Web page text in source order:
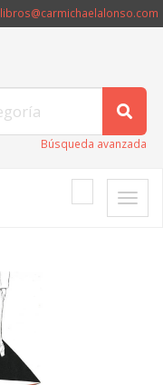
libros@carmichaelalonso.com
Búsqueda avanzada
Toggle